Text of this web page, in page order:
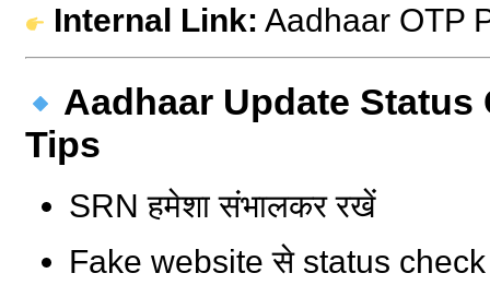
Internal Link: Aadhaar OTP
Aadhaar Update Status
Tips
SRN हमेशा संभालकर रखें
Fake website से status